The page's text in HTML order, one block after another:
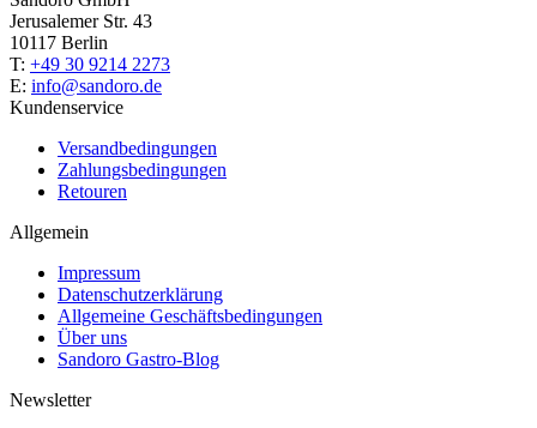
Jerusalemer Str. 43
10117 Berlin
T: +49 30 9214 2273
E: info@sandoro.de
Kundenservice
Versandbedingungen
Zahlungsbedingungen
Retouren
Allgemein
Impressum
Datenschutzerklärung
Allgemeine Geschäftsbedingungen
Über uns
Sandoro Gastro-Blog
Newsletter